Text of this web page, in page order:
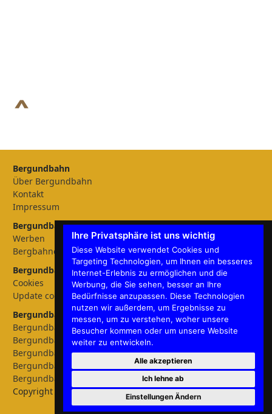
Ihre Privatsphäre ist uns wichtig
Diese Website verwendet Cookies und
Targeting Technologien, um Ihnen ein besseres
Internet-Erlebnis zu ermöglichen und die
Werbung, die Sie sehen, besser an Ihre
Bedürfnisse anzupassen. Diese Technologien
nutzen wir außerdem, um Ergebnisse zu
messen, um zu verstehen, woher unsere
Besucher kommen oder um unsere Website
weiter zu entwickeln.
Alle akzeptieren
Ich lehne ab
Einstellungen Ändern
Bergundbahn
Über Bergundbahn
Kontakt
Impressum
Bergundbahn Magazin
Werben
Bergbahnen
Bergundbahn Einstellungen
Cookies
Update cookies preferences
Bergundbahn - Sprachen
Bergundbahn Deutschland
Bergundbahn Österreich
Bergundbahn Nederland
Bergundbahn België
Bergundbahn English
Copyright © 2026 Bergundbahn